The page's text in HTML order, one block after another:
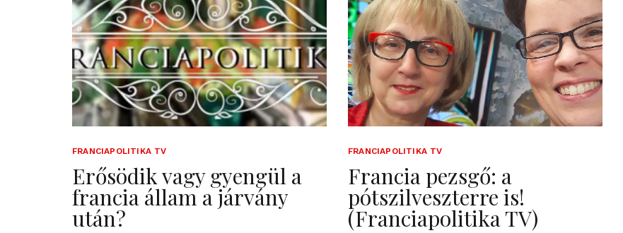
FRANCIAPOLITIKA TV
Erősödik vagy gyengül a
francia állam a járvány
után?
FRANCIAPOLITIKA TV
Francia pezsgő: a
pótszilveszterre is!
(Franciapolitika TV)